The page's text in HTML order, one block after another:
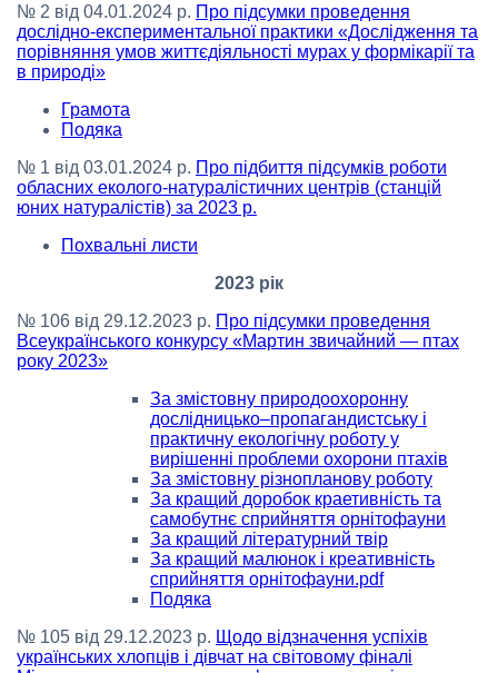
№ 2 від 04.01.2024 р. Про підсумки проведення
дослідно-експериментальної практики «Дослідження та
порівняння умов життєдіяльності мурах у формікарії та
в природі»
Грамота
Подяка
№ 1 від 03.01.2024 р. Про підбиття підсумків роботи
обласних еколого-натуралістичних центрів (станцій
юних натуралістів) за 2023 р.
Похвальні листи
2023 рік
№ 106 від 29.12.2023 р. Про підсумки проведення
Всеукраїнського конкурсу «Мартин звичайний — птах
року 2023»
За змістовну природоохоронну
дослідницько–пропагандистську і
практичну екологічну роботу у
вирішенні проблеми охорони птахів
За змістовну різнопланову роботу
За кращий доробок краетивність та
самобутнє сприйняття орнітофауни
За кращий літературний твір
За кращий малюнок і креативність
сприйняття орнітофауни.pdf
Подяка
№ 105 від 29.12.2023 р. Щодо відзначення успіхів
українських хлопців і дівчат на світовому фіналі